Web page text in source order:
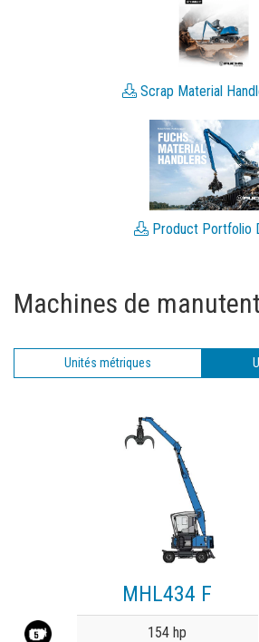
Scrap Material
Product Portfolio
Machines de
Unités métriques
MHL434 F
154 hp